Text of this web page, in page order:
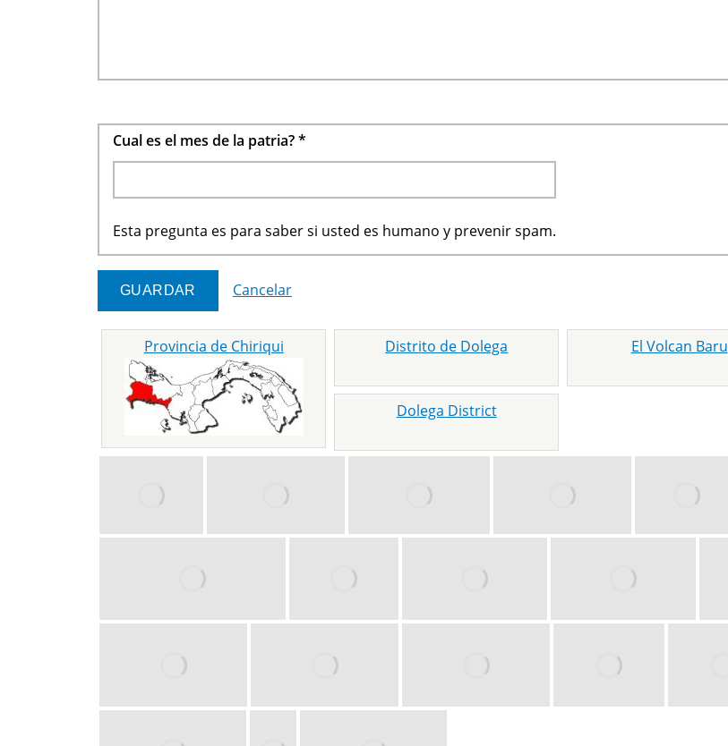
Cual es el mes de la patria?*
Esta pregunta es para saber si usted es humano y prevenir spam.
Cancelar
Provincia de Chiriqui Distrito de Dolega El Volcan Baru
Dolega District